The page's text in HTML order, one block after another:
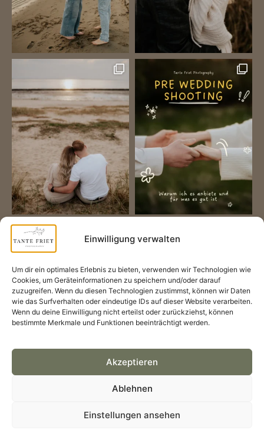
Einwilligung verwalten
Um dir ein optimales Erlebnis zu bieten, verwenden wir Technologien wie
Cookies, um Geräteinformationen zu speichern und/oder darauf
zuzugreifen. Wenn du diesen Technologien zustimmst, können wir Daten
wie das Surfverhalten oder eindeutige IDs auf dieser Website verarbeiten.
Wenn du deine Einwilligung nicht erteilst oder zurückziehst, können
bestimmte Merkmale und Funktionen beeinträchtigt werden.
Akzeptieren
Ablehnen
Einstellungen ansehen
Mehr laden Folge mir auf Instagram
designed byleava-webdesign.de
Impressum Datenschutz